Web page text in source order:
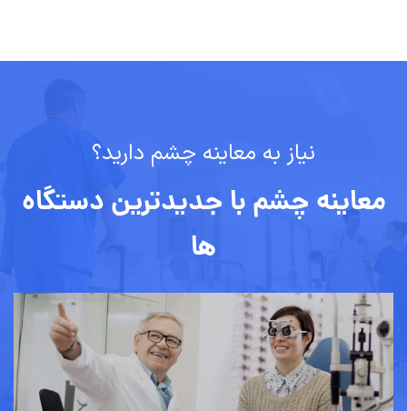
نیاز به معاینه چشم دارید؟
معاینه چشم با جدیدترین دستگاه
ها